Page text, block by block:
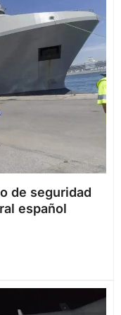
de seguridad
español